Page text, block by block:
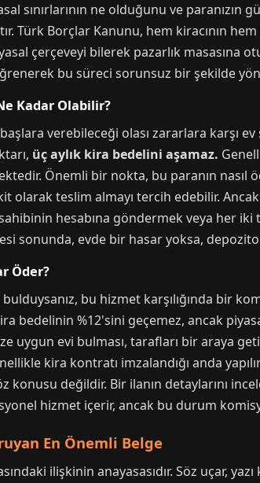
sınırlarının ne olduğunu ve
Türk Borçlar Kanunu, hem kiracının
çerçeveyi bilerek pazarlık masasına
bu süreci sorunsuz bir şekilde
Kadar Olabilir?
verebileceği olası zararlara karşı
üç aylık kira bedelini aşamaz.
Önemli bir nokta, bu paranın nasıl
olarak teslim almayı tercih edebilir.
hesabına göndermek veya her
sonunda, evde bir hasar yoksa,
Öder?
bulduysanız, bu hizmet karşılığında bir
bedelinin %12'sini geçemez, ancak
uygun evi bulması, tarafları bir araya
kira kontratı imzalandığı anda
değildir. Bir ilanın detaylarını
hizmet içerir, ancak bu durum
En Önemli Belge
ilişkinin anayasasıdır. Söz uçar,